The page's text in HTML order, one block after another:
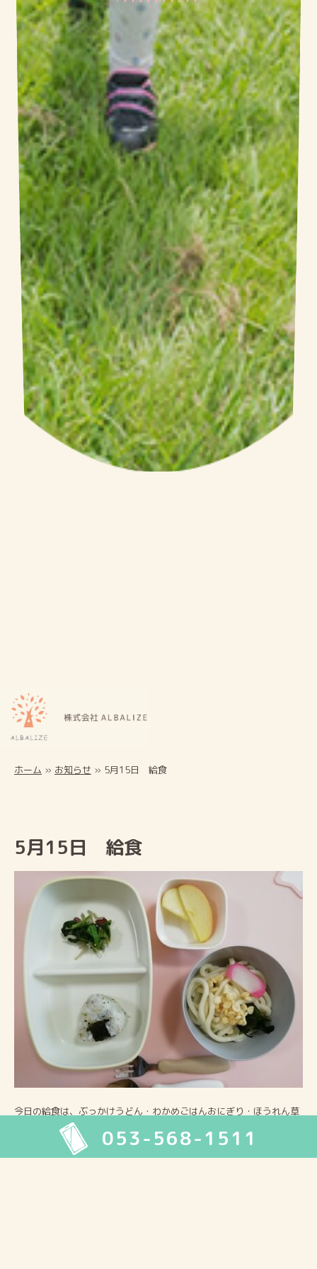
053-568-1511
ホーム » お知らせ » 5月15日 給食
5月15日 給食
今日の給食は、ぶっかけうどん・わかめごはんおにぎり・ほうれん草
シラス和え・デザートでした。